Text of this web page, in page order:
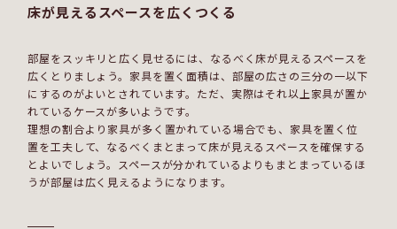
床が見えるスペースを広くつくる
部屋をスッキリと広く見せるには、なるべく床が見えるスペースを
広くとりましょう。家具を置く面積は、部屋の広さの三分の一以下
にするのがよいとされています。ただ、実際はそれ以上家具が置か
れているケースが多いようです。
理想の割合より家具が多く置かれている場合でも、家具を置く位
置を工夫して、なるべくまとまって床が見えるスペースを確保する
とよいでしょう。スペースが分かれているよりもまとまっているほ
うが部屋は広く見えるようになります。